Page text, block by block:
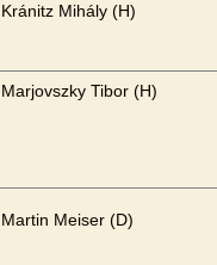
Kránitz Mihály (H)
Marjovszky Tibor (H)
Martin Meiser (D)